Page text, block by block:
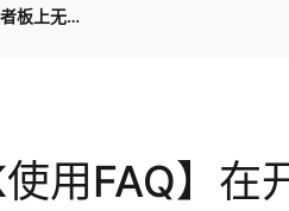
ping通IP地址
用FAQ】在